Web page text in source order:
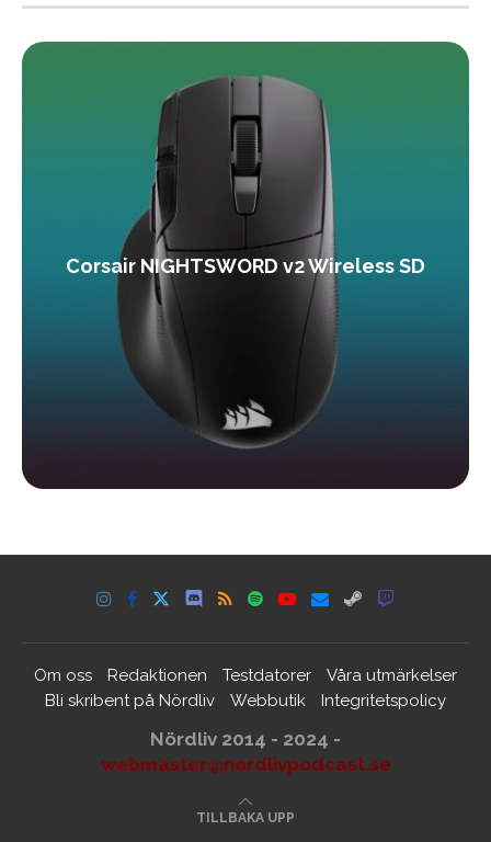
Corsair NIGHTSWORD v2 Wireless SD
Om oss Redaktionen Testdatorer
Våra utmärkelser
Bli skribent på Nördliv
Webbutik Integritetspolicy
Nördliv 2014 - 2024 -
webmaster@nordlivpodcast.se
TILLBAKA UPP